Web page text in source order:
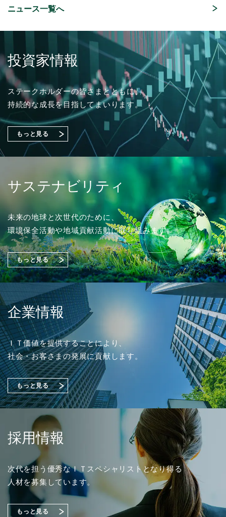
「さくらケーシーエス、ヴィッセル神戸オフィシャル
パートナーとして2026/27シーズンを応援」を掲載し
ました。
（4,123KB）
2026年07月31日 経営・財務
2027年３月期 第１四半期決算概況 （1,736KB）
2026年07月31日
2027年３月期 第１四半期決算短信〔日本基準〕（連
2026年07月29日 経営・財務
『1,149件のAI活用アイデアが集結「生成AIプロンプト
コンテストを開催」』を掲載しました。
（4,221KB）
2026年07月13日
譲渡制限付株式報酬としての自己株式の処分の払込完
了に関するお知らせ
（88KB）
「授業料減免システム」を追加しました。
2026年04月17日 ソリューション
「ISMS（ISO/IEC 27001）認証取得コンサルティン
グ」を追加しました。
2026年02月18日 ソリューション
「OTセキュリティコンサルティング」を追加しまし
2025年10月20日 ソリューション
「さくらケーシーエスASMサービス」を追加しまし
た。
2025年08月20日 ソリューション
「トータルセキュリティソリューション」を追加しま
した。
2026年度 新卒採用 応募受付を開始しました。
2024年03月01日 採用情報
2025年度 新卒採用 応募受付を開始しました。
2023年03月01日 採用情報
2024年度 新卒採用 応募受付を開始しました。
2022年03月01日 採用情報
2023年度 新卒採用 応募受付を開始しました。
2021年03月01日
2022年度 新卒採用 応募受付を開始しました。
「ITトレンドEXPO2026 Summer」出展のご案内
2026年07月01日 イベント
ISR社主催セミナー『迫る、経済産業省「サプライチェ
ーン強化に向けたセキュリティ対策評価制度」今すぐ
始める課題の可視化と対策準備』出展のご案内
2026年07月01日
富士通株式会社主催イベント「Fujitsu Experience Day
出展のご案内
2026年06月03日 イベント
株式会社大塚商会主催オンラインセミナー
「安衛法・JIS改正に備えるSDS作成術」登壇のお知ら
2026年03月04日
工場セキュリティ対策をご紹介！【Japan IT Week 春
2026／情報セキュリティ EXPO】出展のご案内
ニュース一覧へ
投資家情報
ステークホルダーの皆さまとともに、
持続的な成長を目指してまいります。
もっと見る
サステナビリティ
未来の地球と次世代のために、
環境保全活動や地域貢献活動に取り組みます。
もっと見る
企業情報
ＩＴ価値を提供することにより、
社会・お客さまの発展に貢献します。
もっと見る
採用情報
次代を担う優秀なＩＴスペシャリストとなり得る
人材を募集しています。
もっと見る